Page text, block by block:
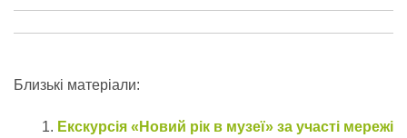
Близькі матеріали:
Екскурсія «Новий рік в музеї» за участі мережі